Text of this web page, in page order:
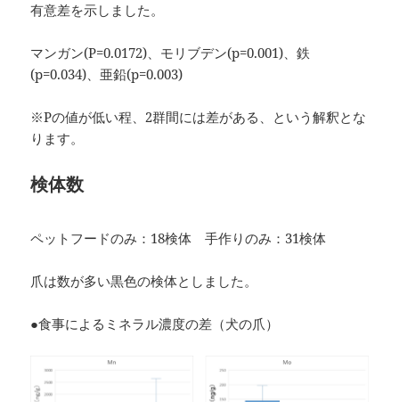
有意差を示しました。
マンガン(P=0.0172)、モリブデン(p=0.001)、鉄
(p=0.034)、亜鉛(p=0.003)
※Pの値が低い程、2群間には差がある、という解釈とな
ります。
検体数
ペットフードのみ：18検体 手作りのみ：31検体
爪は数が多い黒色の検体としました。
●食事によるミネラル濃度の差（犬の爪）